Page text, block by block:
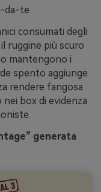
da-te
consumati degli
ruggine più scuro
mantengono i
spento aggiunge
rendere fangosa
nei box di evidenza
generata